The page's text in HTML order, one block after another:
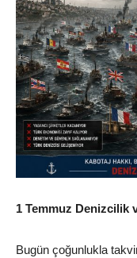
1 Temmuz Denizcilik
Bugün çoğunlukla